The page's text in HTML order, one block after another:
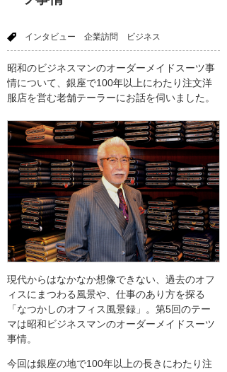
インタビュー 企業訪問 ビジネス
昭和のビジネスマンのオーダーメイドスーツ事
情について、銀座で100年以上にわたり注文洋
服店を営む老舗テーラーにお話を伺いました。
現代からはなかなか想像できない、過去のオフ
ィスにまつわる風景や、仕事のあり方を探る
「なつかしのオフィス風景録」。第5回のテー
マは昭和ビジネスマンのオーダーメイドスーツ
事情。
今回は銀座の地で100年以上の長きにわたり注